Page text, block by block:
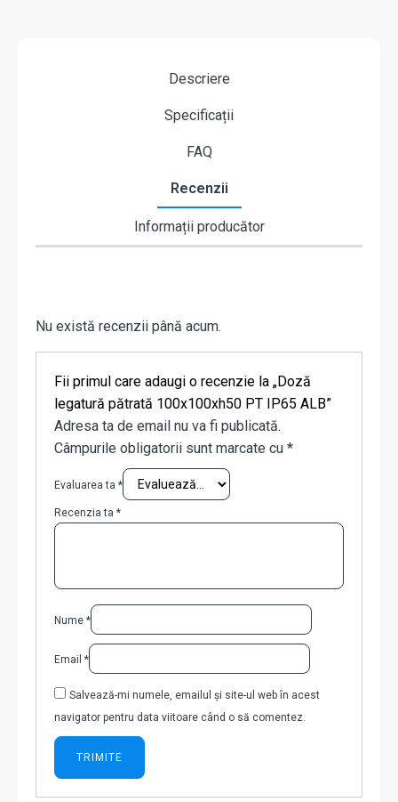
Descriere
Specificații
FAQ
Recenzii
Informații producător
Nu există recenzii până acum.
Fii primul care adaugi o recenzie la „Doză
legatură pătrată 100x100xh50 PT IP65 ALB”
Adresa ta de email nu va fi publicată.
Câmpurile obligatorii sunt marcate cu *
Evaluarea ta *
Recenzia ta *
Nume *
Email *
Salvează-mi numele, emailul și site-ul web în acest
navigator pentru data viitoare când o să comentez.